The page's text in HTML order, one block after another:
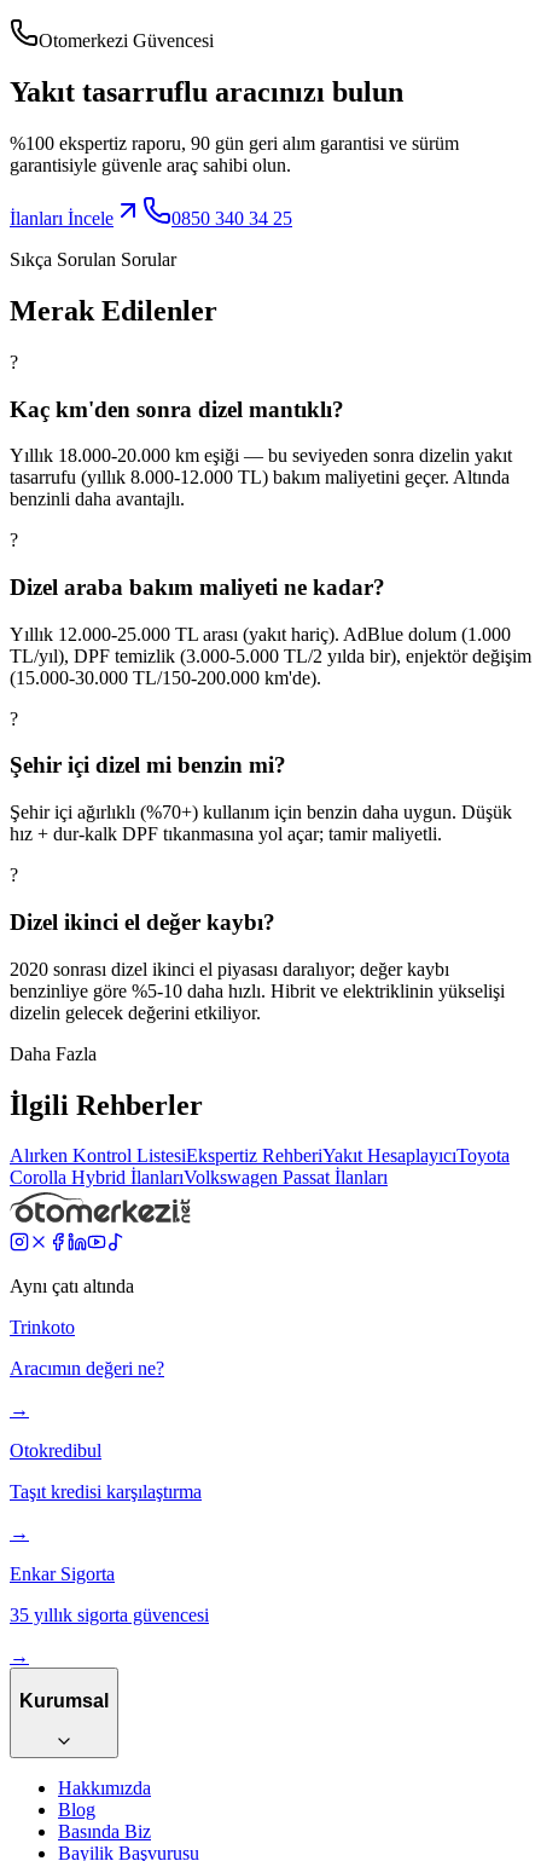
Otomerkezi Güvencesi
Yakıt tasarruflu aracınızı bulun
%100 ekspertiz raporu, 90 gün geri alım garantisi ve sürüm
garantisiyle güvenle araç sahibi olun.
İlanları İncele
0850 340 34 25
Sıkça Sorulan Sorular
Merak Edilenler
?
Kaç km'den sonra dizel mantıklı?
Yıllık 18.000-20.000 km eşiği — bu seviyeden sonra dizelin yakıt
tasarrufu (yıllık 8.000-12.000 TL) bakım maliyetini geçer. Altında
benzinli daha avantajlı.
?
Dizel araba bakım maliyeti ne kadar?
Yıllık 12.000-25.000 TL arası (yakıt hariç). AdBlue dolum (1.000
TL/yıl), DPF temizlik (3.000-5.000 TL/2 yılda bir), enjektör değişim
(15.000-30.000 TL/150-200.000 km'de).
?
Şehir içi dizel mi benzin mi?
Şehir içi ağırlıklı (%70+) kullanım için benzin daha uygun. Düşük
hız + dur-kalk DPF tıkanmasına yol açar; tamir maliyetli.
?
Dizel ikinci el değer kaybı?
2020 sonrası dizel ikinci el piyasası daralıyor; değer kaybı
benzinliye göre %5-10 daha hızlı. Hibrit ve elektriklinin yükselişi
dizelin gelecek değerini etkiliyor.
Daha Fazla
İlgili Rehberler
Alırken Kontrol ListesiEkspertiz RehberiYakıt HesaplayıcıToyota
Corolla Hybrid İlanlarıVolkswagen Passatİlanları
Aynı çatı altında
Trinkoto
Aracımın değeri ne?
→
Otokredibul
Taşıt kredisi karşılaştırma
→
Enkar Sigorta
35 yıllık sigorta güvencesi
→
Kurumsal
Hakkımızda
Blog
Basında Biz
Bayilik Başvurusu